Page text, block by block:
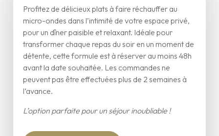
Profitez de délicieux plats à faire réchauffer au
micro-ondes dans l’intimité de votre espace privé,
pour un dîner paisible et relaxant. Idéale pour
transformer chaque repas du soir en un moment de
détente, cette formule est à réserver au moins 48h
avant la date souhaitée. Les commandes ne
peuvent pas être effectuées plus de 2 semaines à
l’avance.
L’option parfaite pour un séjour inoubliable !